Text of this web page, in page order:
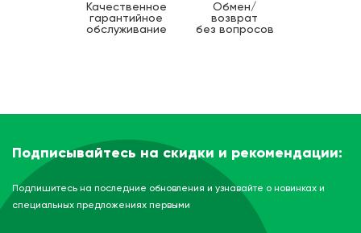
Качественное
гарантийное
обслуживание
Обмен/
возврат
без вопросов
Подписывайтесь на скидки и рекомендации:
Подпишитесь на последние обновления и узнавайте о новинках и
специальных предложениях первыми